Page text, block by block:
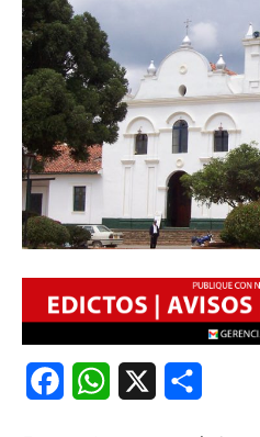
FacebookWhatsApp